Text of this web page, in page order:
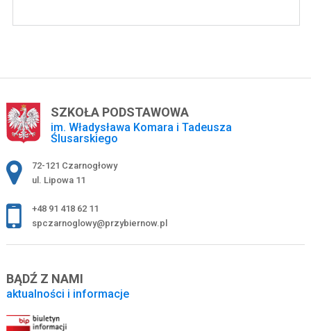
SZKOŁA PODSTAWOWA
im. Władysława Komara i Tadeusza
Ślusarskiego
Adres pocztowy:
72-121 Czarnogłowy
ul. Lipowa 11
+48 91 418 62 11
spczarnoglowy@przybiernow.pl
BĄDŹ Z NAMI
aktualności i informacje